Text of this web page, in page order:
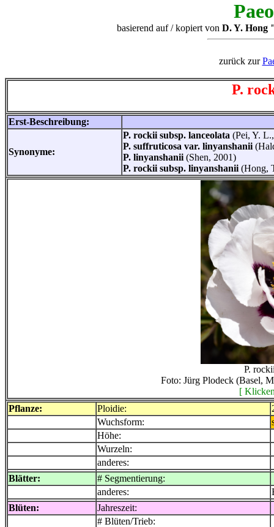
basierend auf / kopiert von D. Y. Hong
zurück zur
P.
Erst-Beschreibung:
Synonyme:
P. rockii subsp. lanceolata (Pei, Y.
P. suffruticosa var. linyanshanii
P. linyanshanii (Shen, 2001)
P. rockii subsp. linyanshanii (Hong,
P.
Foto: Jürg Plodeck (Basel,
[
Pflanze:
Ploidie:
Wuchsform:
Höhe:
Wurzeln:
anderes:
Blätter:
# Segmentierung:
anderes:
Blüten:
Jahreszeit:
# Blüten/Trieb: